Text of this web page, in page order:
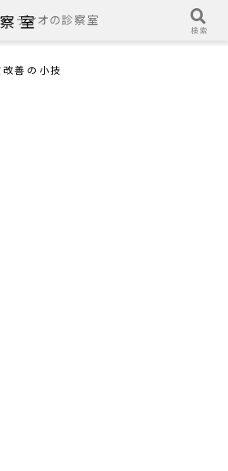
室
改善の小技
ーディオの診察室
検索